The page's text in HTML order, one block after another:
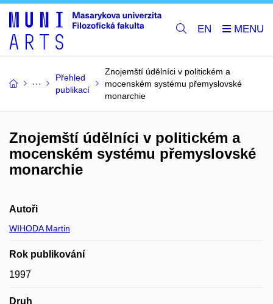
EN
Přehled
publikací
Znojemští údělníci v politickém a
mocenském systému přemyslovské
monarchie
Znojemští údělníci v politickém a
mocenském systému přemyslovské
monarchie
Autoři
WIHODA Martin
Rok publikování
1997
Druh